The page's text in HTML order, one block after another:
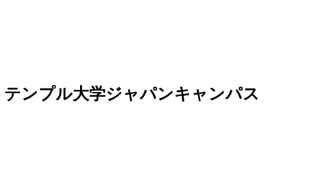
ンプル大学ジャパンキャンパス